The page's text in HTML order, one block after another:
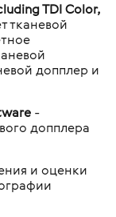
TDI Color,
тканевой
допплер и
-
допплера
и оценки